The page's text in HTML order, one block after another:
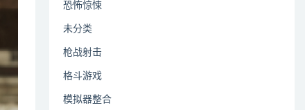
恐怖惊悚
未分类
枪战射击
格斗游戏
模拟器整合